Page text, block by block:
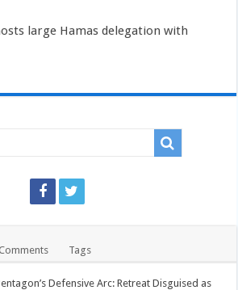
large Hamas delegation with
Tags
Defensive Arc: Retreat Disguised as